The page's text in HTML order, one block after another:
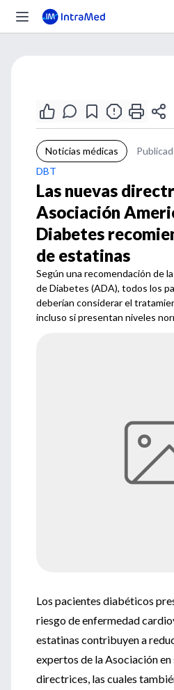
Noticias médicas
DBT
Las nuevas
Asociación
Diabetes
de estatinas
Según una recomendación de
de Diabetes (ADA), todos los
deberían considerar el
incluso si presentan niveles
Los pacientes diabéticos
riesgo de enfermedad
estatinas contribuyen a
expertos de la Asociación en
directrices, las cuales